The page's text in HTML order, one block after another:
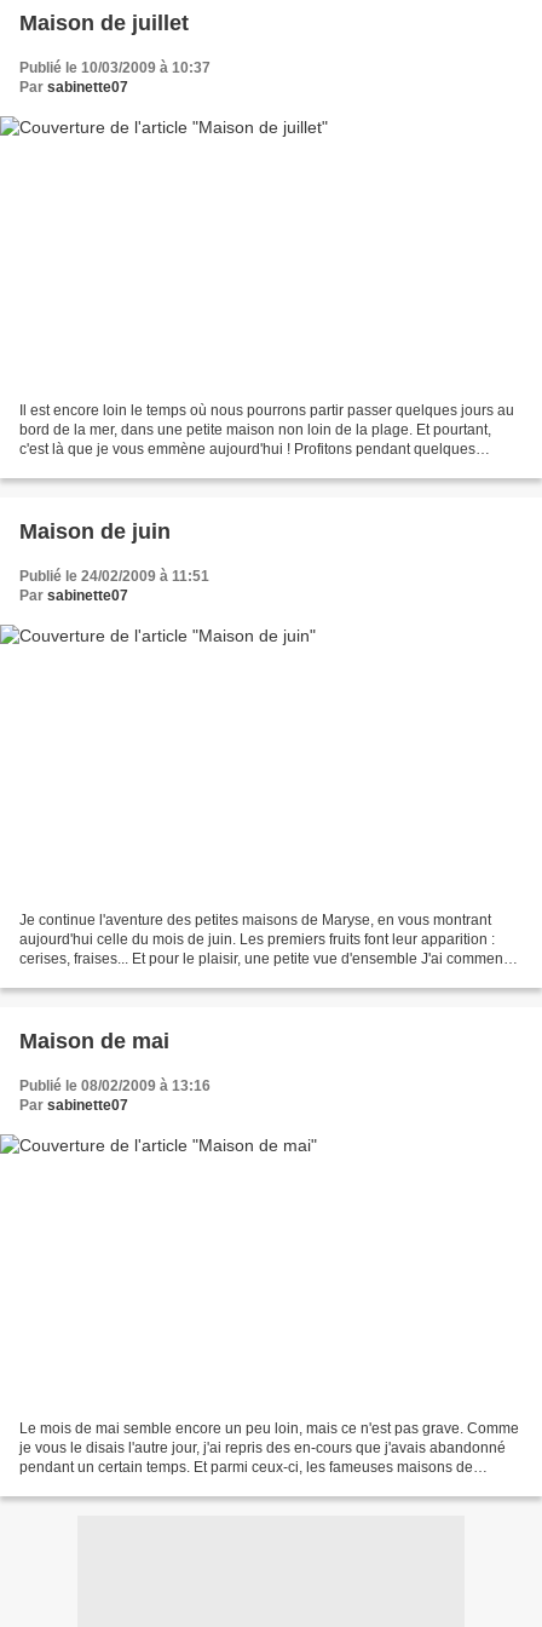
Maison de juillet
Publié le 10/03/2009 à 10:37
Par sabinette07
Il est encore loin le temps où nous pourrons partir passer quelques jours au
bord de la mer, dans une petite maison non loin de la plage. Et pourtant,
c'est là que je vous emmène aujourd'hui ! Profitons pendant quelques
Maison de juin
Publié le 24/02/2009 à 11:51
Par sabinette07
Je continue l'aventure des petites maisons de Maryse, en vous montrant
aujourd'hui celle du mois de juin. Les premiers fruits font leur apparition :
cerises, fraises... Et pour le plaisir, une petite vue d'ensemble J'ai commencé
Maison de mai
Publié le 08/02/2009 à 13:16
Par sabinette07
Le mois de mai semble encore un peu loin, mais ce n'est pas grave. Comme
je vous le disais l'autre jour, j'ai repris des en-cours que j'avais abandonné
pendant un certain temps. Et parmi ceux-ci, les fameuses maisons de